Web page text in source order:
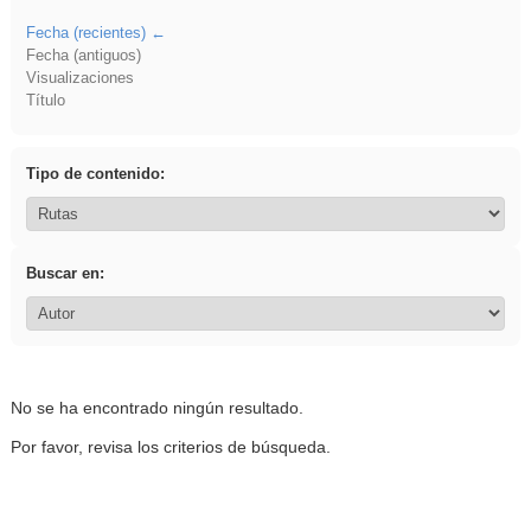
Fecha (recientes)
Fecha (antiguos)
Visualizaciones
Título
Tipo de contenido:
Buscar en:
No se ha encontrado ningún resultado.
Por favor, revisa los criterios de búsqueda.